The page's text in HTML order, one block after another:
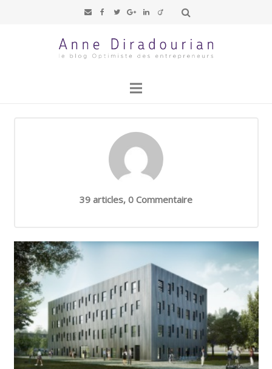
39 articles, 0 Commentaire